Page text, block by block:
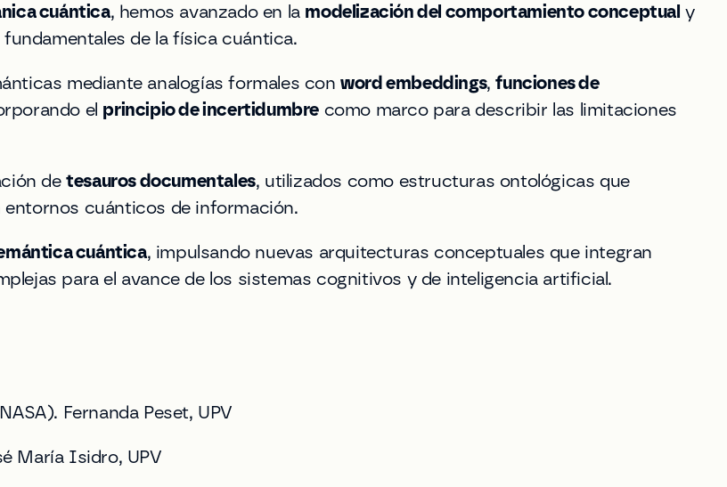
cuántica, hemos avanzado en la modelización del comportamiento conceptual y
de la física cuántica.
mediante analogías formales conword embeddings,funciones de
el principio de incertidumbre como marco para describir las limitaciones
detesauros documentales, utilizados como estructuras ontológicas que
entornos cuánticos de información.
cuántica, impulsando nuevas arquitecturas conceptuales que integran
para el avance de los sistemas cognitivos y de inteligencia artificial.
Fernanda Peset, UPV
María Isidro, UPV